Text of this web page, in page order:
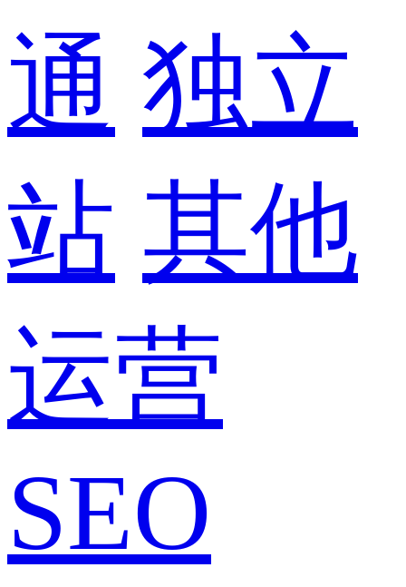
通 独立
站 其他
运营
SEO